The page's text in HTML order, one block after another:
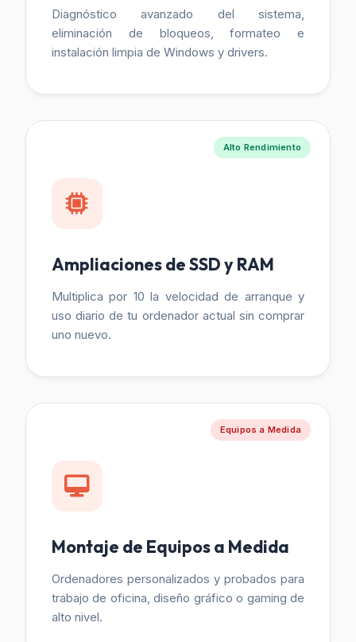
Diagnóstico avanzado del sistema,
eliminación de bloqueos, formateo e
instalación limpia de Windows y drivers.
Alto Rendimiento
Ampliaciones de SSD y RAM
Multiplica por 10 la velocidad de arranque y
uso diario de tu ordenador actual sin comprar
uno nuevo.
Equipos a Medida
Montaje de Equipos a Medida
Ordenadores personalizados y probados para
trabajo de oficina, diseño gráfico o gaming de
alto nivel.